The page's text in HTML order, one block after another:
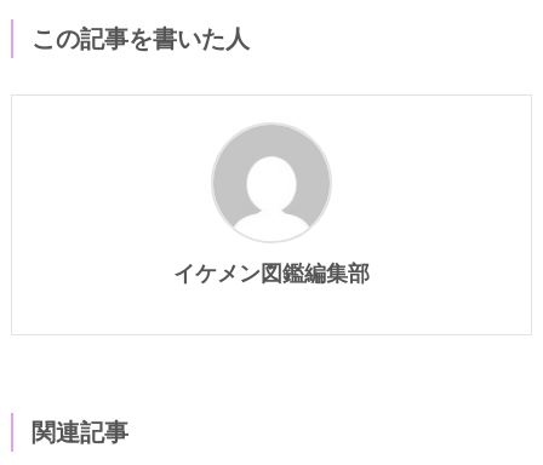
この記事を書いた人
イケメン図鑑編集部
関連記事